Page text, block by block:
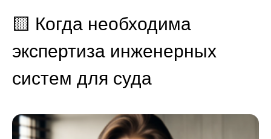
🟨 Когда необходима
экспертиза инженерных
систем для суда